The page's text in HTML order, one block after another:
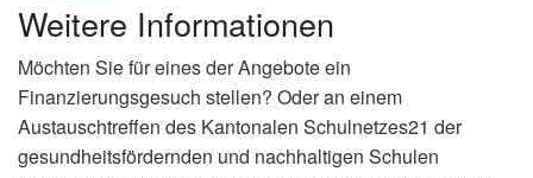
Weitere Informationen
Möchten Sie für eines der Angebote ein
Finanzierungsgesuch stellen? Oder an einem
Austauschtreffen des Kantonalen Schulnetzes21 der
gesundheitsfördernden und nachhaltigen Schulen